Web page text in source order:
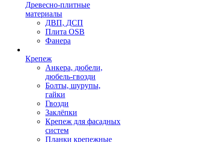
Древесно-плитные
материалы
ДВП, ДСП
Плита OSB
Фанера
Крепеж
Анкера, дюбели,
дюбель-гвозди
Болты, шурупы,
гайки
Гвозди
Заклёпки
Крепеж для фасадных
систем
Планки крепежные